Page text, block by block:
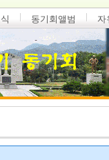
동기회앨범 자